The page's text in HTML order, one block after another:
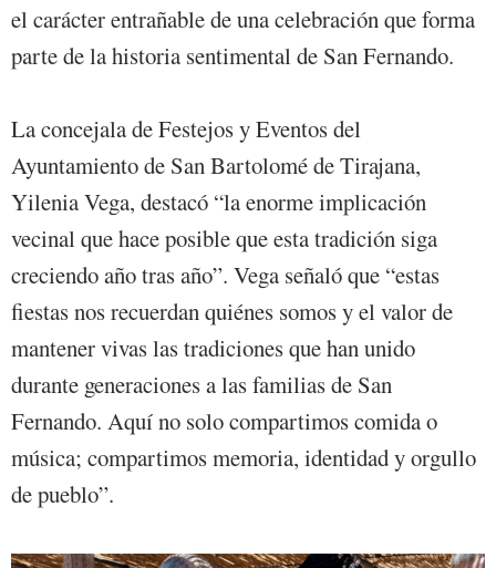
el carácter entrañable de una celebración que forma
parte de la historia sentimental de San Fernando.
La concejala de Festejos y Eventos del
Ayuntamiento de San Bartolomé de Tirajana,
Yilenia Vega, destacó “la enorme implicación
vecinal que hace posible que esta tradición siga
creciendo año tras año”. Vega señaló que “estas
fiestas nos recuerdan quiénes somos y el valor de
mantener vivas las tradiciones que han unido
durante generaciones a las familias de San
Fernando. Aquí no solo compartimos comida o
música; compartimos memoria, identidad y orgullo
de pueblo”.